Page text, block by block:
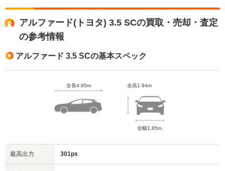
アルファード(トヨタ) 3.5 SCの買取・売却・査定
の参考情報
アルファード 3.5 SCの基本スペック
全長4.95m 全高1.94m
全幅1.85m
最高出力 301ps